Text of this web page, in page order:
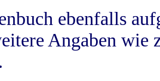
ebenfalls
Angaben wie